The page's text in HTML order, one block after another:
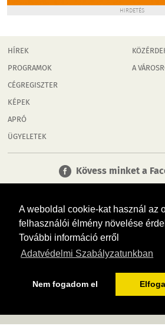
A weboldal cookie-kat használ az
felhasználói élmény növelése
További információ erről
Adatvédelmi Szabályzatunkban
Nem fogadom el
HIRDETÉS
HÍREK
PROGRAMOK
CÉGREGISZTER
KÉPEK
APRÓ
ÜGYELETEK
A
Kövess minket a
Tudj meg többet városodról! Hírek,
menü, cégek…. és minden, ami
MÉDIAAJÁNLÓ ADATVÉDELEM IMPRESSZUM